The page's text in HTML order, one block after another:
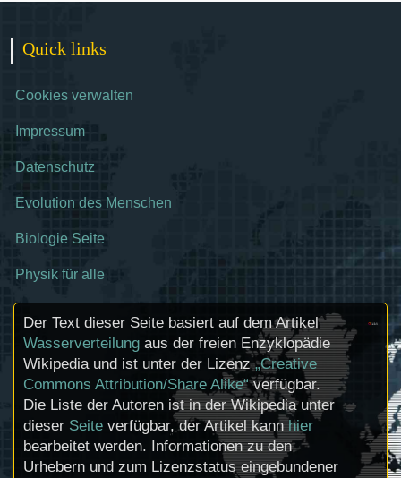
Quick links
Cookies verwalten
Impressum
Datenschutz
Evolution des Menschen
Biologie Seite
Physik für alle
Der Text dieser Seite basiert auf dem Artikel
Wasserverteilung aus der freien Enzyklopädie
Wikipedia und ist unter der Lizenz„Creative
Commons Attribution/Share Alike“verfügbar.
Die Liste der Autoren ist in der Wikipedia unter
dieser Seite verfügbar, der Artikel kannhier
bearbeitet werden. Informationen zu den
Urhebern und zum Lizenzstatus eingebundener